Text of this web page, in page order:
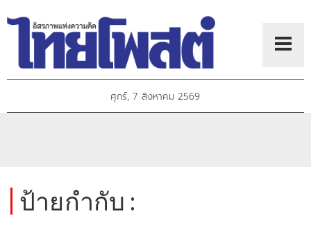
ศุกร์, 7 สิงหาคม 2569
ป้ายกำกับ :